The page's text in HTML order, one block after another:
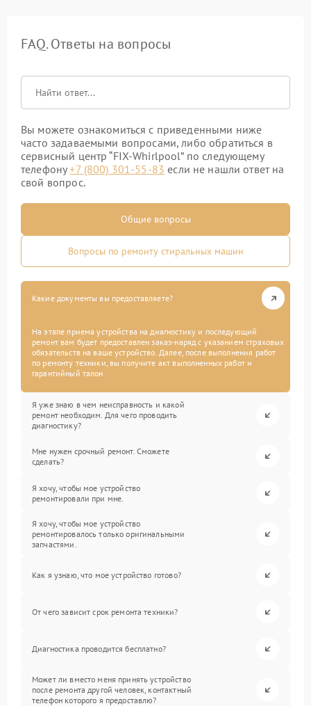
FAQ. Ответы на вопросы
Вы можете ознакомиться с приведенными ниже
часто задаваемыми вопросами, либо обратиться в
сервисный центр “FIX-Whirlpool” по следующему
телефону+7 (800) 301-55-83 если не нашли ответ на
свой вопрос.
Общие вопросы
Вопросы по ремонту стиральных машин
Какие документы вы предоставляете?
На этапе приема устройства на диагностику и последующий
ремонт вам будет предоставлен заказ-наряд с указанием страховых
обязательств на ваше устройство. Далее, после выполнения работ
по ремонту техники, вы получите акт выполненных работ и
гарантийный талон.
Я уже знаю в чем неисправность и какой
ремонт необходим. Для чего проводить
диагностику?
Мне нужен срочный ремонт. Сможете
сделать?
Я хочу, чтобы мое устройство
ремонтировали при мне.
Я хочу, чтобы мое устройство
ремонтировалось только оригинальными
запчастями.
Как я узнаю, что мое устройство готово?
От чего зависит срок ремонта техники?
Диагностика проводится бесплатно?
Может ли вместо меня принять устройство
после ремонта другой человек, контактный
телефон которого я предоставлю?